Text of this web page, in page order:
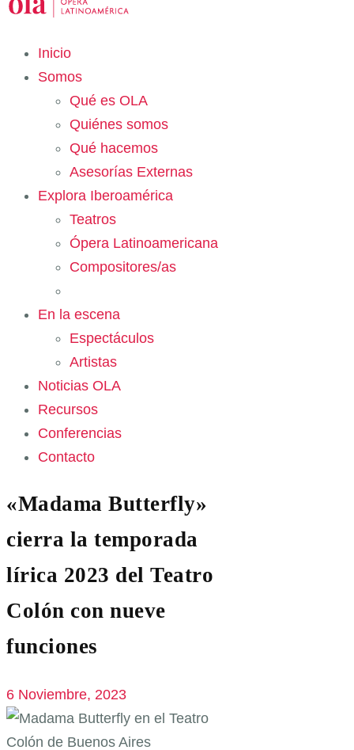
Inicio
Somos
Qué es OLA
Quiénes somos
Qué hacemos
Asesorías Externas
Explora Iberoamérica
Teatros
Ópera Latinoamericana
Compositores/as
En la escena
Espectáculos
Artistas
Noticias OLA
Recursos
Conferencias
Contacto
«Madama Butterfly»
cierra la temporada
lírica 2023 del Teatro
Colón con nueve
funciones
6 Noviembre, 2023